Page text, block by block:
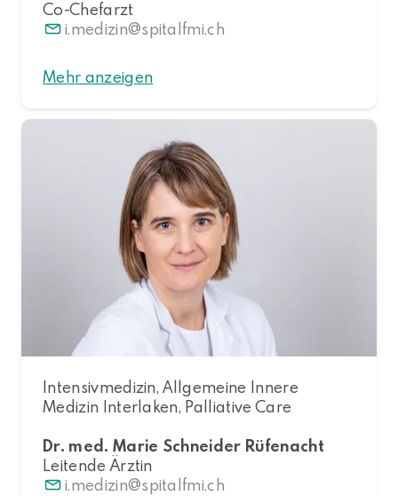
Co-Chefarzt
i.medizin
spitalfmi.ch
Mehr anzeigen
Intensivmedizin, Allgemeine Innere
Medizin Interlaken, Palliative Care
Dr. med. Marie Schneider Rüfenacht
Leitende Ärztin
i.medizin
spitalfmi.ch